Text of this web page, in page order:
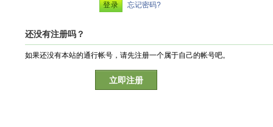
忘记密码?
还没有注册吗？
如果还没有本站的通行帐号，请先注册一个属于自己的帐号吧。
立即注册